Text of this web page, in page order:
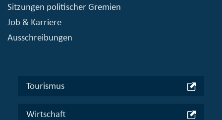
Sitzungen politischer Gremien
Job & Karriere
Ausschreibungen
Tourismus
Wirtschaft